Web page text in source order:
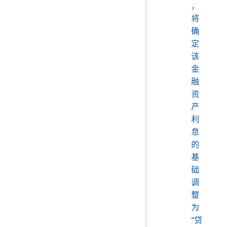
，
将
确
定
该
金
融
资
产
利
息
的
基
础
调
整
为
“贷